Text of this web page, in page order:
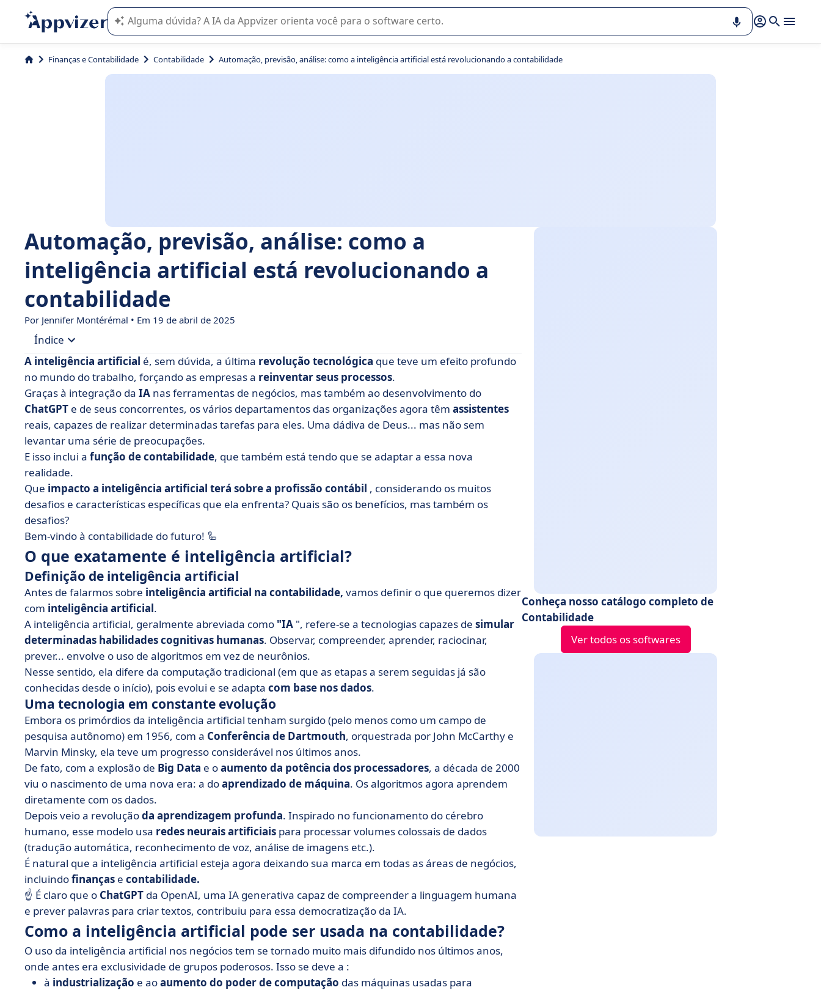
A IA do Appvizer o orienta no uso ou na seleção de software SaaS para sua empresa.
Finanças e Contabilidade Contabilidade Automação, previsão, análise: como a inteligência artificial está revolucionando a contabilidade
Automação, previsão, análise: como a
inteligência artificial está revolucionando a
contabilidade
Por Jennifer Montérémal • Em 19 de abril de 2025
Índice
• O que exatamente é inteligência artificial?
• Como a inteligência artificial pode ser usada na contabilidade?
• Quais são as 4 vantagens da inteligência artificial na contabilidade?
• Os desafios e os limites da IA na contabilidade
• Inteligência artificial e contabilidade e finanças: o que ganhamos com isso?
A inteligência artificial é, sem dúvida, a última revolução tecnológica que teve um efeito profundo
no mundo do trabalho, forçando as empresas a reinventar seus processos.
Graças à integração da IA nas ferramentas de negócios, mas também ao desenvolvimento do
ChatGPT e de seus concorrentes, os vários departamentos das organizações agora têm assistentes
reais, capazes de realizar determinadas tarefas para eles. Uma dádiva de Deus... mas não sem
levantar uma série de preocupações.
E isso inclui a função de contabilidade, que também está tendo que se adaptar a essa nova
realidade.
Que impacto a inteligência artificial terá sobre a profissão contábil , considerando os muitos
desafios e características específicas que ela enfrenta? Quais são os benefícios, mas também os
desafios?
Bem-vindo à contabilidade do futuro! 🦾
O que exatamente é inteligência artificial?
Definição de inteligência artificial
Antes de falarmos sobre inteligência artificial na contabilidade, vamos definir o que queremos dizer
com inteligência artificial.
A inteligência artificial, geralmente abreviada como "IA ", refere-se a tecnologias capazes de simular
determinadas habilidades cognitivas humanas. Observar, compreender, aprender, raciocinar,
prever... envolve o uso de algoritmos em vez de neurônios.
Nesse sentido, ela difere da computação tradicional (em que as etapas a serem seguidas já são
conhecidas desde o início), pois evolui e se adapta com base nos dados.
Uma tecnologia em constante evolução
Embora os primórdios da inteligência artificial tenham surgido (pelo menos como um campo de
pesquisa autônomo) em 1956, com a Conferência de Dartmouth, orquestrada por John McCarthy e
Marvin Minsky, ela teve um progresso considerável nos últimos anos.
De fato, com a explosão de Big Data e oaumento da potência dos processadores, a década de 2000
viu o nascimento de uma nova era: a doaprendizado de máquina. Os algoritmos agora aprendem
diretamente com os dados.
Depois veio a revoluçãoda aprendizagem profunda. Inspirado no funcionamento do cérebro
humano, esse modelo usa redes neurais artificiais para processar volumes colossais de dados
(tradução automática, reconhecimento de voz, análise de imagens etc.).
É natural que a inteligência artificial esteja agora deixando sua marca em todas as áreas de negócios,
incluindofinanças e contabilidade.
☝️ É claro que o ChatGPT da OpenAI, uma IA generativa capaz de compreender a linguagem humana
e prever palavras para criar textos, contribuiu para essa democratização da IA.
Como a inteligência artificial pode ser usada na contabilidade?
O uso da inteligência artificial nos negócios tem se tornado muito mais difundido nos últimos anos,
onde antes era exclusividade de grupos poderosos. Isso se deve a :
à industrialização e aoaumento do poder de computação das máquinas usadas para
Conheça nosso catálogo completo de
Contabilidade
Ver todos os softwares